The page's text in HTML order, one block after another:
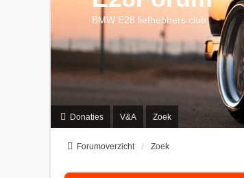
BMW E28 liefhebbers club
Donaties V&A Zoek
Forumoverzicht Zoek